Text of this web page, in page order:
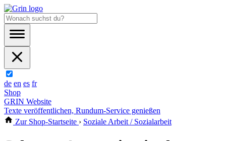
de en es fr
Shop
GRIN Website
Texte veröffentlichen, Rundum-Service genießen
Zur Shop-Startseite › Soziale Arbeit / Sozialarbeit